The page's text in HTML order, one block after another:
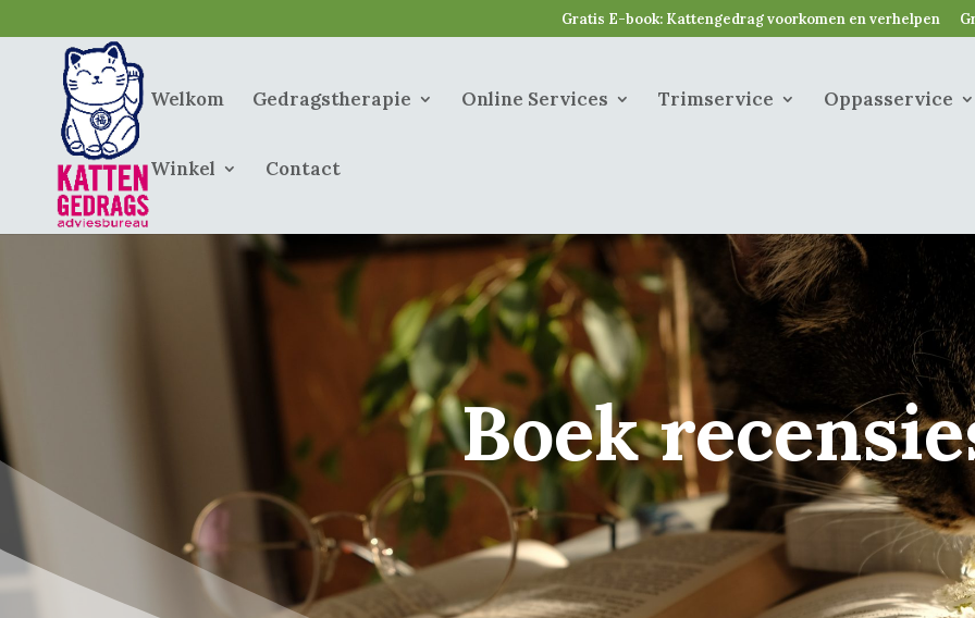
Gratis E-book: Kattengedrag voorkomen en verhelpen
Welkom Gedragstherapie Online Services Trimservice Oppasservice
Winkel Contact
Boek